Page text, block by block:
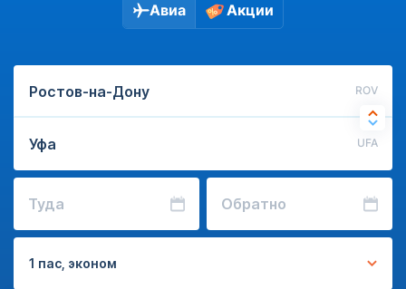
Авиа Акции
ROV
UFA
Туда Обратно
1 пас, эконом